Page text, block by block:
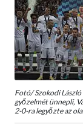
Fotó/ Szokodi
győzelmét ünnepli,
2-0-ra legyőzte az